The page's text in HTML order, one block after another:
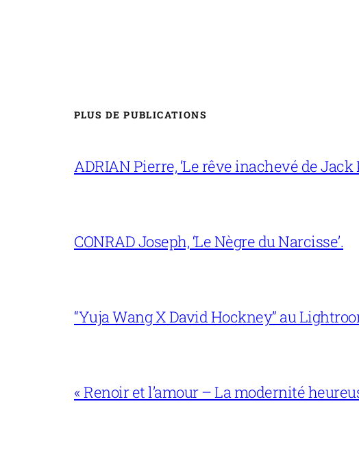
PLUS DE PUBLICATIONS
ADRIAN Pierre, ‘Le rêve inachevé de Jack
CONRAD Joseph, ‘Le Nègre du Narcisse’.
“Yuja Wang X David Hockney” au
« Renoir et l’amour – La modernité